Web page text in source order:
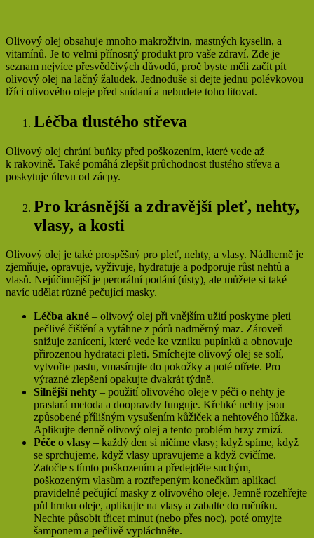
Olivový olej obsahuje mnoho makroživin, mastných kyselin, a
vitamínů. Je to velmi přínosný produkt pro vaše zdraví. Zde je
seznam nejvíce přesvědčivých důvodů, proč byste měli začít pít
olivový olej na lačný žaludek. Jednoduše si dejte jednu polévkovou
lžíci olivového oleje před snídaní a nebudete toho litovat.
Léčba tlustého střeva
Olivový olej chrání buňky před poškozením, které vede až
k rakovině. Také pomáhá zlepšit průchodnost tlustého střeva a
poskytuje úlevu od zácpy.
Pro krásnější a zdravější pleť, nehty,
vlasy, a kosti
Olivový olej je také prospěšný pro pleť, nehty, a vlasy. Nádherně je
zjemňuje, opravuje, vyživuje, hydratuje a podporuje růst nehtů a
vlasů. Nejúčinnější je perorální podání (ústy), ale můžete si také
navíc udělat různé pečující masky.
Léčba akné – olivový olej při vnějším užití poskytne pleti
pečlivé čištění a vytáhne z pórů nadměrný maz. Zároveň
snižuje zanícení, které vede ke vzniku pupínků a obnovuje
přirozenou hydrataci pleti. Smíchejte olivový olej se solí,
vytvořte pastu, vmasírujte do pokožky a poté otřete. Pro
výrazné zlepšení opakujte dvakrát týdně.
Silnější nehty – použití olivového oleje v péči o nehty je
prastará metoda a doopravdy funguje. Křehké nehty jsou
způsobené přílišným vysušením kůžiček a nehtového lůžka.
Aplikujte denně olivový olej a tento problém brzy zmizí.
Péče o vlasy – každý den si ničíme vlasy; když spíme, když
se sprchujeme, když vlasy upravujeme a když cvičíme.
Zatočte s tímto poškozením a předejděte suchým,
poškozeným vlasům a roztřepeným konečkům aplikací
pravidelné pečující masky z olivového oleje. Jemně rozehřejte
půl hrnku oleje, aplikujte na vlasy a zabalte do ručníku.
Nechte působit třicet minut (nebo přes noc), poté omyjte
šamponem a pečlivě vypláchněte.